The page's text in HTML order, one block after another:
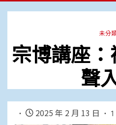
未分
宗博講座
聲
2025 年 2 月 13 日